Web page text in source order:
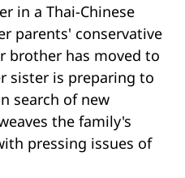
in a Thai-Chinese
parents' conservative
brother has moved to
sister is preparing to
search of new
the family's
pressing issues of